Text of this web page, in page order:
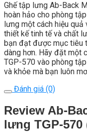
Ghế tập lưng Ab-Back
hoàn hảo cho phòng
lưng một cách hiệu
thiết kế tinh tế và chất
bạn đạt được mục tiêu
dàng hơn. Hãy đặt một
TGP-570 vào phòng
và khỏe mà bạn luôn
Đánh giá (0)
Review Ab-
lưng TGP-570